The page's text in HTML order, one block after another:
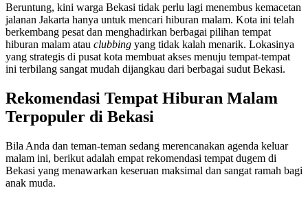
Beruntung, kini warga Bekasi tidak perlu lagi menembus kemacetan
jalanan Jakarta hanya untuk mencari hiburan malam. Kota ini telah
berkembang pesat dan menghadirkan berbagai pilihan tempat
hiburan malam atau clubbing yang tidak kalah menarik. Lokasinya
yang strategis di pusat kota membuat akses menuju tempat-tempat
ini terbilang sangat mudah dijangkau dari berbagai sudut Bekasi.
Rekomendasi Tempat Hiburan Malam
Terpopuler di Bekasi
Bila Anda dan teman-teman sedang merencanakan agenda keluar
malam ini, berikut adalah empat rekomendasi tempat dugem di
Bekasi yang menawarkan keseruan maksimal dan sangat ramah bagi
anak muda.